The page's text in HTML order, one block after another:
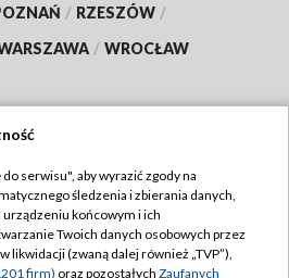
/ RZESZÓW /
/ WROCŁAW
TVP
TVP
serwisu", aby wyrazić zgody na
śledzenia i zbierania danych,
końcowym i ich
Twoich danych osobowych przez
likwidacji (zwaną dalej również „TVP”),
firm) oraz pozostałych Zaufanych